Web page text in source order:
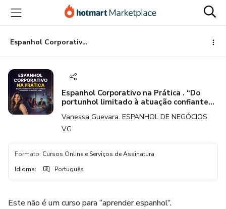
para
conteúdo
principal
para
pagamento
para
rodapé
Espanhol Corporativo na Prática . “Do portunhol limitado à atuação confiante em espanhol no Mercado LATAM.”
Espanhol Corporativo na Prática . “Do
portunhol limitado à atuação confiante
Vanessa Guevara. ESPANHOL DE NEGÓCIOS
VG
Formato: Cursos Online e Serviços de Assinatura
Idioma: Português
Este não é um curso para “aprender espanhol”.